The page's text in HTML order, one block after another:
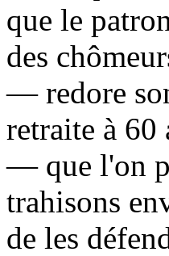
que le
des
— redore
retraite à 60
— que l'on
trahisons
de les